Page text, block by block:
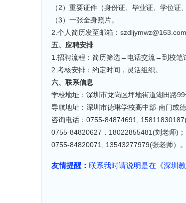
（2）重要证件（身份证、毕业证、学位证
（3）一张全身照片。
2.个人简历发至邮箱：szdljymwz@163.com
五、应聘安排
1.招聘流程：简历筛选→电话交流→到校笔
2.考核安排：约定时间，灵活组织。
六、联系信息
学校地址：深圳市龙岗区坪地街道湖田路99
导航地址：深圳市德琳学校高中部-南门或
咨询电话：0755-84874691,
0755-84820627，18022855481(刘老师)；
0755-84820071, 13543277979(张老师）。
友情提醒： 联系我时请说明是在《深圳